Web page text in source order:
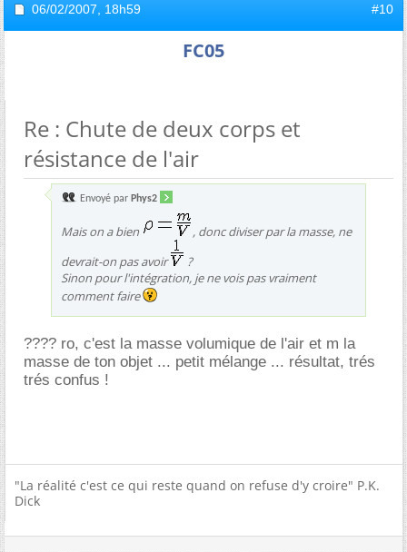
06/02/2007, 18h59 #10
FC05
Re : Chute de deux corps et
résistance de l'air
Envoyé par Phys2
Mais on a bien
, donc diviser par la masse, ne
devrait-on pas avoir
?
Sinon pour l'intégration, je ne vois pas vraiment
comment faire
???? ro, c'est la masse volumique de l'air et m la
masse de ton objet ... petit mélange ... résultat, trés
trés confus !
"La réalité c'est ce qui reste quand on refuse d'y croire" P.K.
Dick